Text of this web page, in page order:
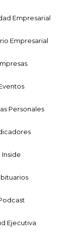
Empresarial
Empresarial
Personales
Inside
Ejecutiva